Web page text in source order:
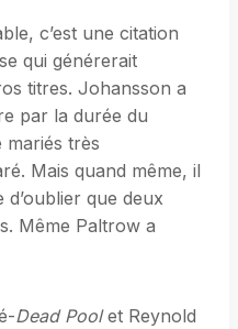
c’est une citation
qui générerait
titres. Johansson a
par la durée du
mariés très
Mais quand même, il
que deux
Même Paltrow a
Dead Poolet Reynold